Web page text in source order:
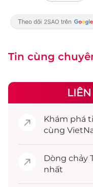
Tin cùng
Khám phá
cùng
Dòng chảy
nhất